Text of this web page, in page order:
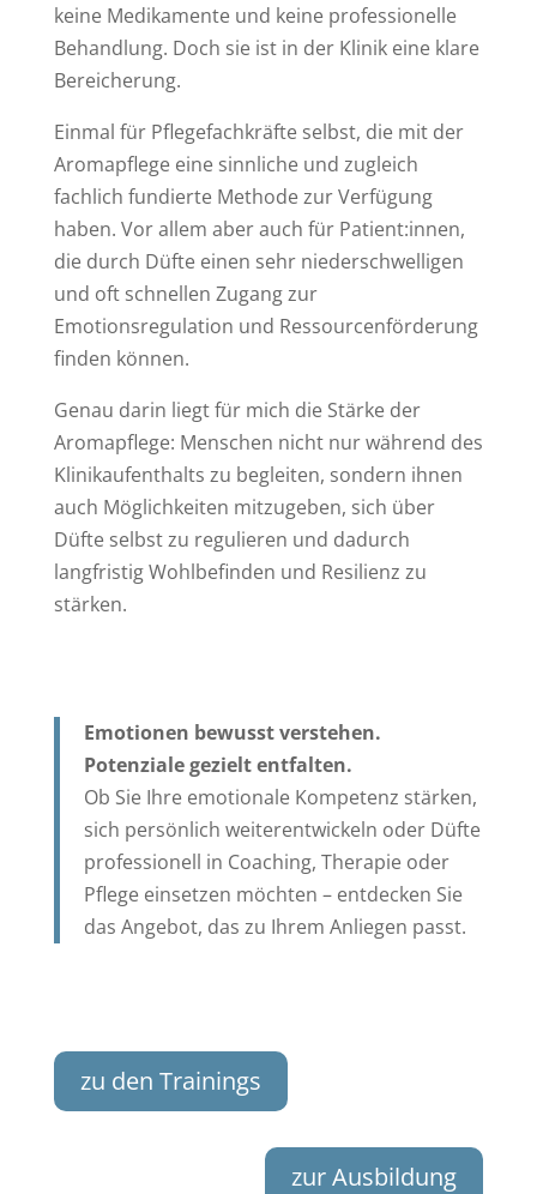
keine Medikamente und keine professionelle
Behandlung. Doch sie ist in der Klinik eine klare
Bereicherung.
Einmal für Pflegefachkräfte selbst, die mit der
Aromapflege eine sinnliche und zugleich
fachlich fundierte Methode zur Verfügung
haben. Vor allem aber auch für Patient:innen,
die durch Düfte einen sehr niederschwelligen
und oft schnellen Zugang zur
Emotionsregulation und Ressourcenförderung
finden können.
Genau darin liegt für mich die Stärke der
Aromapflege: Menschen nicht nur während des
Klinikaufenthalts zu begleiten, sondern ihnen
auch Möglichkeiten mitzugeben, sich über
Düfte selbst zu regulieren und dadurch
langfristig Wohlbefinden und Resilienz zu
stärken.
Emotionen bewusst verstehen.
Potenziale gezielt entfalten.
Ob Sie Ihre emotionale Kompetenz stärken,
sich persönlich weiterentwickeln oder Düfte
professionell in Coaching, Therapie oder
Pflege einsetzen möchten – entdecken Sie
das Angebot, das zu Ihrem Anliegen passt.
zu den Trainings
zur Ausbildung